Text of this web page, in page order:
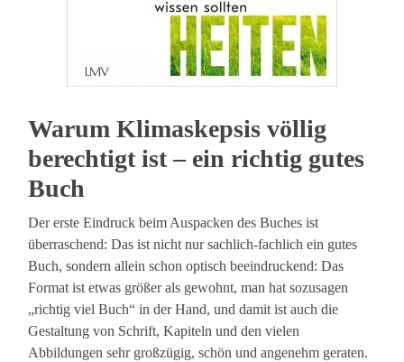
Warum Klimaskepsis völlig
berechtigt ist – ein richtig gutes
Buch
Der erste Eindruck beim Auspacken des Buches ist
überraschend: Das ist nicht nur sachlich-fachlich ein gutes
Buch, sondern allein schon optisch beeindruckend: Das
Format ist etwas größer als gewohnt, man hat sozusagen
„richtig viel Buch“ in der Hand, und damit ist auch die
Gestaltung von Schrift, Kapiteln und den vielen
Abbildungen sehr großzügig, schön und angenehm geraten.